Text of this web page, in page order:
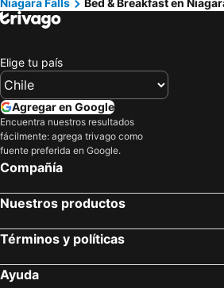
Niagara Falls
Bed & Breakfast en
Elige tu país
Agregar en Google
Encuentra nuestros resultados
fácilmente: agrega trivago como
fuente preferida en Google.
Compañía
Nuestros productos
Términos y políticas
Ayuda